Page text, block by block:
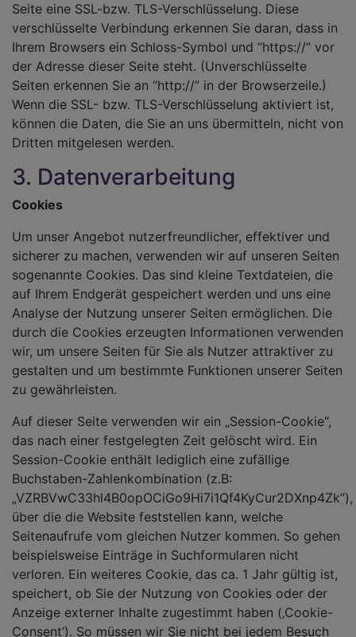
Seite eine SSL-bzw. TLS-Verschlüsselung. Diese
verschlüsselte Verbindung erkennen Sie daran, dass in
Ihrem Browsers ein Schloss-Symbol und “https://” vor
der Adresse dieser Seite steht. (Unverschlüsselte
Seiten erkennen Sie an “http://” in der Browserzeile.)
Wenn die SSL- bzw. TLS-Verschlüsselung aktiviert ist,
können die Daten, die Sie an uns übermitteln, nicht von
Dritten mitgelesen werden.
3. Datenverarbeitung
Cookies
Um unser Angebot nutzerfreundlicher, effektiver und
sicherer zu machen, verwenden wir auf unseren Seiten
sogenannte Cookies. Das sind kleine Textdateien, die
auf Ihrem Endgerät gespeichert werden und uns eine
Analyse der Nutzung unserer Seiten ermöglichen. Die
durch die Cookies erzeugten Informationen verwenden
wir, um unsere Seiten für Sie als Nutzer attraktiver zu
gestalten und um bestimmte Funktionen unserer Seiten
zu gewährleisten.
Auf dieser Seite verwenden wir ein „Session-Cookie“,
das nach einer festgelegten Zeit gelöscht wird. Ein
Session-Cookie enthält lediglich eine zufällige
Buchstaben-Zahlenkombination (z.B:
„VZRBVwC33hl4B0opOCiGo9Hi7i1Qf4KyCur2DXnp4Zk“),
über die die Website feststellen kann, welche
Seitenaufrufe vom gleichen Nutzer kommen. So gehen
beispielsweise Einträge in Suchformularen nicht
verloren. Ein weiteres Cookie, das ca. 1 Jahr gültig ist,
speichert, ob Sie der Nutzung von Cookies oder der
Anzeige externer Inhalte zugestimmt haben (‚Cookie-
Consent’). So müssen wir Sie nicht bei jedem Besuch